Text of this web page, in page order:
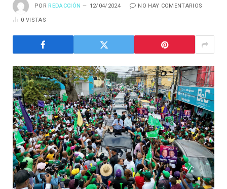
POR REDACCIÓN 12/04/2024 NO HAY COMENTARIOS
0VISTAS